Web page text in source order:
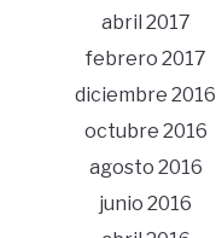
abril 2017
febrero 2017
diciembre 2016
octubre 2016
agosto 2016
junio 2016